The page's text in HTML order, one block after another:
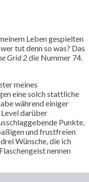
Leben gespielten
tut denn so was? Das
Grid 2die Nummer 74.
meines
eine solch stattliche
während einiger
darüber
Punkte,
und frustfreien
Wünsche, die ich
nennen